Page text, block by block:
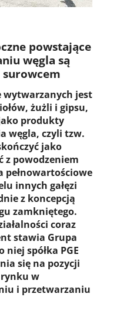
powstające
węgla są
wytwarzanych jest
żużli i gipsu,
produkty
węgla, czyli tzw.
jako
z powodzeniem
pełnowartościowe
innych gałęzi
z koncepcją
zamkniętego.
coraz
stawia Grupa
niej spółka PGE
się na pozycji
w
i przetwarzaniu